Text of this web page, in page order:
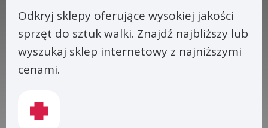
Odkryj sklepy oferujące wysokiej jakości
sprzęt do sztuk walki. Znajdź najbliższy lub
wyszukaj sklep internetowy z najniższymi
cenami.